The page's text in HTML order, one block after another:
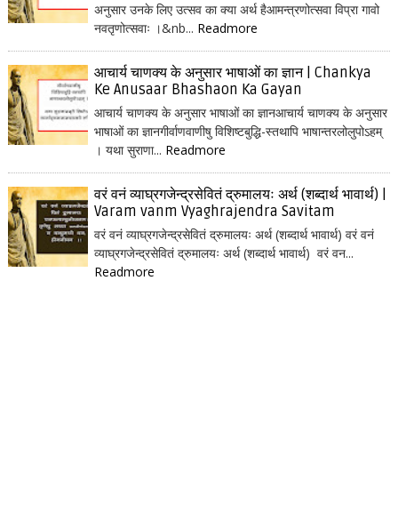
अनुसार उनके लिए उत्सव का क्या अर्थ हैआमन्त्रणोत्सवा विप्रा गावो
नवतृणोत्सवाः ।&nb... Readmore
आचार्य चाणक्य के अनुसार भाषाओं का ज्ञान | Chankya
Ke Anusaar Bhashaon Ka Gayan
आचार्य चाणक्य के अनुसार भाषाओं का ज्ञानआचार्य चाणक्य के अनुसार
भाषाओं का ज्ञानगीर्वाणवाणीषु विशिष्टबुद्धि-स्तथापि भाषान्तरलोलुपोऽहम्
। यथा सुराणा... Readmore
वरं वनं व्याघ्रगजेन्द्रसेवितं द्रुमालयः अर्थ (शब्दार्थ भावार्थ) |
Varam vanm Vyaghrajendra Savitam
वरं वनं व्याघ्रगजेन्द्रसेवितं द्रुमालयः अर्थ (शब्दार्थ भावार्थ) वरं वनं
व्याघ्रगजेन्द्रसेवितं द्रुमालयः अर्थ (शब्दार्थ भावार्थ) वरं वन...
Readmore